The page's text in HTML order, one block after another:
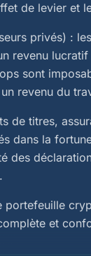
de levier et
privés) :
revenu
sont
revenu du
de titres,
dans la
des
et